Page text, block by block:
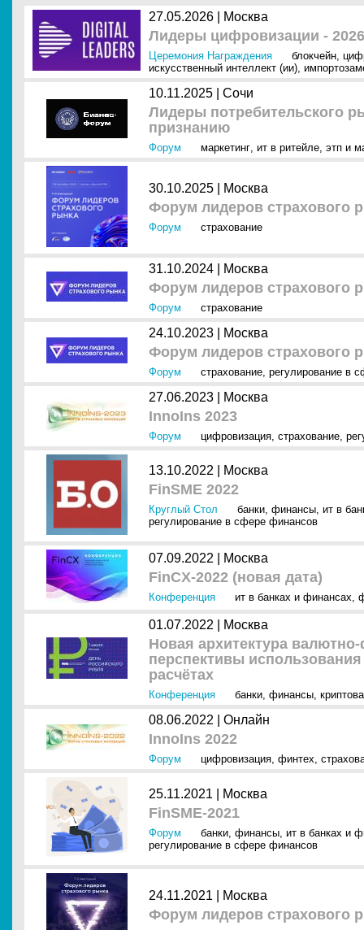
27.05.2026 | Москва
Лидеры цифровизации -
Церемония Награждения блокчейн,
искусственный интеллект (ии),
10.11.2025 | Сочи
Лидеры потребительского
признанию
Форум маркетинг, ит в ритейле, этп и
30.10.2025 | Москва
Форум лидеров страхового
Форум страхование
31.10.2024 | Москва
Форум лидеров страхового
Форум страхование
24.10.2023 | Москва
Форум лидеров страхового
Форум страхование, регулирование в
27.06.2023 | Москва
InnoIns 2023
Форум цифровизация, страхование,
13.10.2022 | Москва
FinSME 2022
Круглый Стол банки, финансы, ит в
регулирование в сфере финансов
07.09.2022 | Москва
FinCX-2022 (новая дата)
Конференция ит в банках и финансах,
01.07.2022 | Москва
Новая архитектура
перспективы
расчётах
Конференция банки, финансы,
08.06.2022 | Онлайн
InnoIns 2022
Форум цифровизация, финтех,
25.11.2021 | Москва
FinSME-2021
Форум банки, финансы, ит в банках и
регулирование в сфере финансов
24.11.2021 | Москва
Форум лидеров страхового